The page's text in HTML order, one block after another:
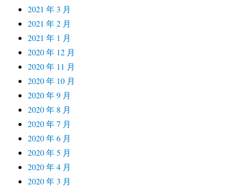
2021 年 3 月
2021 年 2 月
2021 年 1 月
2020 年 12 月
2020 年 11 月
2020 年 10 月
2020 年 9 月
2020 年 8 月
2020 年 7 月
2020 年 6 月
2020 年 5 月
2020 年 4 月
2020 年 3 月